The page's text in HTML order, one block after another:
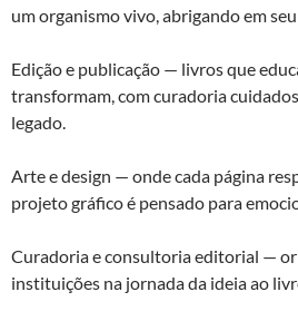
um organismo vivo, abrigando em
Edição e publicação — livros que
transformam, com curadoria
legado.
Arte e design — onde cada página
projeto gráfico é pensado para
Curadoria e consultoria editorial —
instituições na jornada da ideia ao